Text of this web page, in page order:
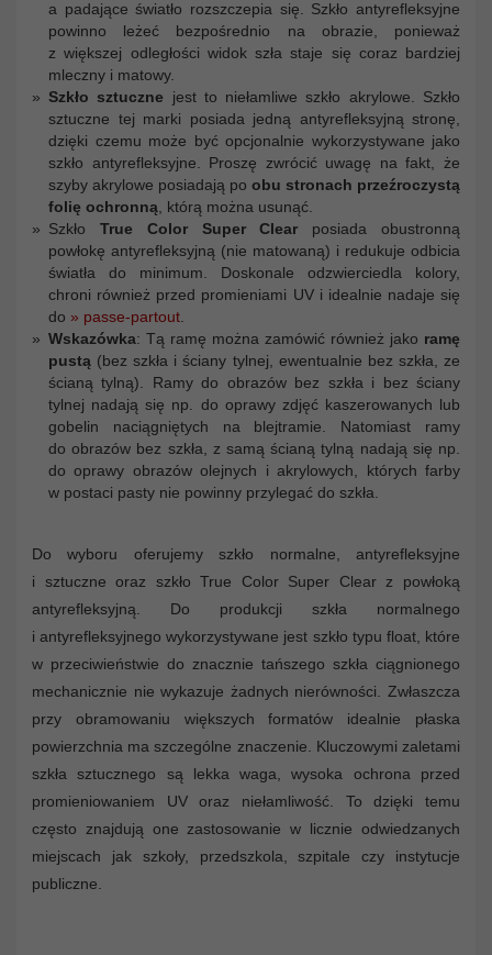
a padające światło rozszczepia się. Szkło antyrefleksyjne
powinno leżeć bezpośrednio na obrazie, ponieważ
z większej odległości widok szła staje się coraz bardziej
mleczny i matowy.
Szkło sztuczne jest to niełamliwe szkło akrylowe. Szkło
sztuczne tej marki posiada jedną antyrefleksyjną stronę,
dzięki czemu może być opcjonalnie wykorzystywane jako
szkło antyrefleksyjne. Proszę zwrócić uwagę na fakt, że
szyby akrylowe posiadają po obu stronach przeźroczystą
folię ochronną , którą można usunąć.
Szkło True Color Super Clear posiada obustronną
powłokę antyrefleksyjną (nie matowaną) i redukuje odbicia
światła do minimum. Doskonale odzwierciedla kolory,
chroni również przed promieniami UV i idealnie nadaje się
do » passe-partout
Wskazówka: Tą ramę można zamówić również jako ramę
pustą (bez szkła i ściany tylnej, ewentualnie bez szkła, ze
ścianą tylną). Ramy do obrazów bez szkła i bez ściany
tylnej nadają się np. do oprawy zdjęć kaszerowanych lub
gobelin naciągniętych na blejtramie. Natomiast ramy
do obrazów bez szkła, z samą ścianą tylną nadają się np.
do oprawy obrazów olejnych i akrylowych, których farby
w postaci pasty nie powinny przylegać do szkła.
Do wyboru oferujemy szkło normalne, antyrefleksyjne
i sztuczne oraz szkło True Color Super Clear z powłoką
antyrefleksyjną. Do produkcji szkła normalnego
i antyrefleksyjnego wykorzystywane jest szkło typu float, które
w przeciwieństwie do znacznie tańszego szkła ciągnionego
mechanicznie nie wykazuje żadnych nierówności. Zwłaszcza
przy obramowaniu większych formatów idealnie płaska
powierzchnia ma szczególne znaczenie. Kluczowymi zaletami
szkła sztucznego są lekka waga, wysoka ochrona przed
promieniowaniem UV oraz niełamliwość. To dzięki temu
często znajdują one zastosowanie w licznie odwiedzanych
miejscach jak szkoły, przedszkola, szpitale czy instytucje
publiczne.